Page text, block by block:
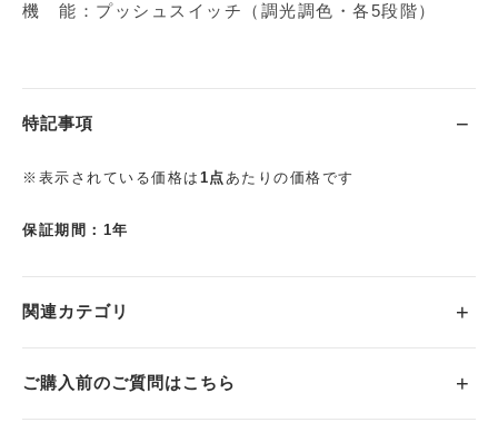
機 能：プッシュスイッチ（調光調色・各5段階）
特記事項
※表示されている価格は 1点あたりの価格です
保証期間：1年
関連カテゴリ
ご購入前のご質問はこちら